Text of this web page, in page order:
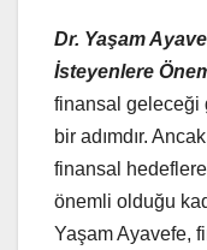
Dr. Yaşam
İsteyenlere
finansal geleceği
bir adımdır.
finansal
önemli olduğu
Yaşam Ayavefe,